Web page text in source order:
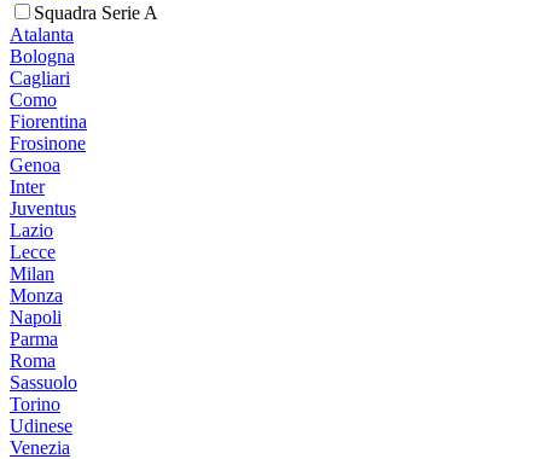
Squadra Serie A
Atalanta
Bologna
Cagliari
Como
Fiorentina
Frosinone
Genoa
Inter
Juventus
Lazio
Lecce
Milan
Monza
Napoli
Parma
Roma
Sassuolo
Torino
Udinese
Venezia